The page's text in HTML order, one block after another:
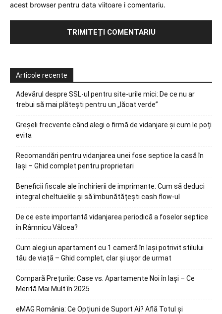
acest browser pentru data viitoare i comentariu.
Articole recente
Adevărul despre SSL-ul pentru site-urile mici: De ce nu ar
trebui să mai plătești pentru un „lăcat verde”
Greșeli frecvente când alegi o firmă de vidanjare și cum le poți
evita
Recomandări pentru vidanjarea unei fose septice la casă în
Iași – Ghid complet pentru proprietari
Beneficii fiscale ale închirierii de imprimante: Cum să deduci
integral cheltuielile și să îmbunătățești cash flow-ul
De ce este importantă vidanjarea periodică a foselor septice
în Râmnicu Vâlcea?
Cum alegi un apartament cu 1 cameră în Iași potrivit stilului
tău de viață – Ghid complet, clar și ușor de urmat
Compară Prețurile: Case vs. Apartamente Noi în Iași – Ce
Merită Mai Mult în 2025
eMAG România: Ce Opțiuni de Suport Ai? Află Totul și